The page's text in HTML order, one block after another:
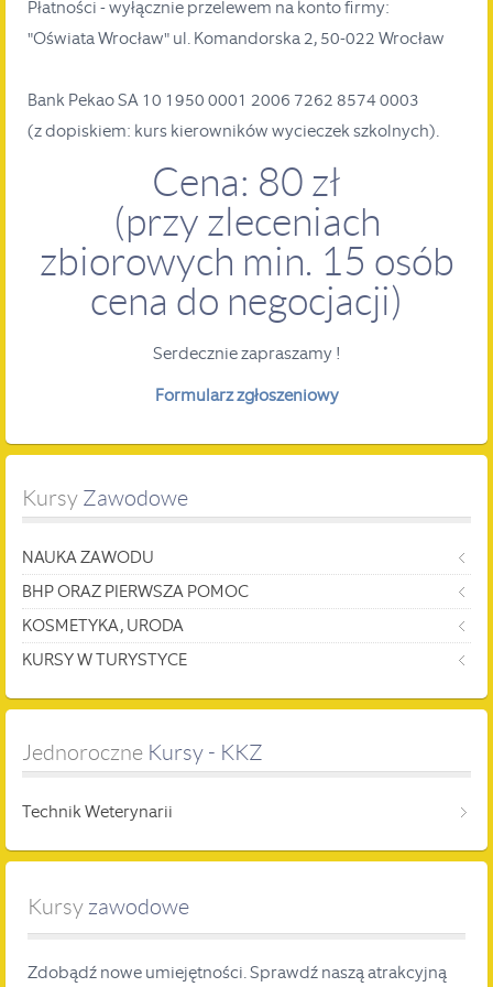
Płatności - wyłącznie przelewem na konto firmy:
"Oświata Wrocław" ul. Komandorska 2, 50-022 Wrocław
Bank Pekao SA 10 1950 0001 2006 7262 8574 0003
(z dopiskiem: kurs kierowników wycieczek szkolnych).
Cena: 80 zł
(przy zleceniach
zbiorowych min. 15 osób
cena do negocjacji)
Serdecznie zapraszamy !
Formularz zgłoszeniowy
Kursy Zawodowe
NAUKA ZAWODU
BHP ORAZ PIERWSZA POMOC
KOSMETYKA, URODA
KURSY W TURYSTYCE
Jednoroczne Kursy - KKZ
Technik Weterynarii
Kursy zawodowe
Zdobądź nowe umiejętności. Sprawdź naszą atrakcyjną